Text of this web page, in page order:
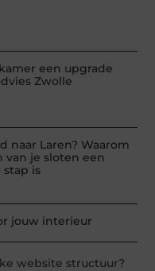
een upgrade
Zwolle
naar Laren? Waarom
van je sloten een
stap is
jouw interieur
website structuur?